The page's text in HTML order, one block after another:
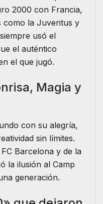
2000 con Francia,
como la Juventus y
usó el
el auténtico
el que jugó.
Magia y
con su alegría,
sin límites.
Barcelona y de la
la ilusión al Camp
generación.